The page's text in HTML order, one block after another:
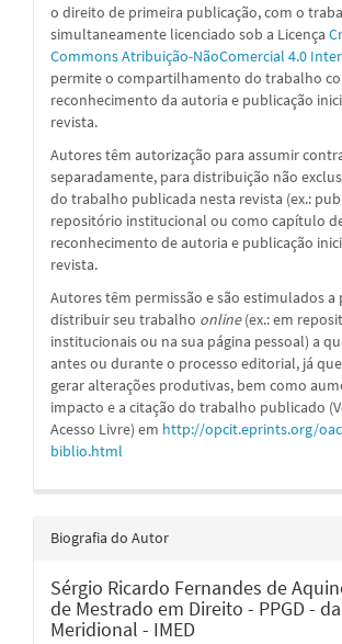
o direito de primeira publicação, com o
simultaneamente licenciado sob a Licença
Commons Atribuição-NãoComercial 4.0
permite o compartilhamento do trabalho
reconhecimento da autoria e publicação
revista.
Autores têm autorização para assumir
separadamente, para distribuição não
do trabalho publicada nesta revista (ex.:
repositório institucional ou como capítulo
reconhecimento de autoria e publicação
revista.
Autores têm permissão e são estimulados a
distribuir seu trabalho online(ex.: em
institucionais ou na sua página pessoal) a
antes ou durante o processo editorial, já
gerar alterações produtivas, bem como
impacto e a citação do trabalho publicado
Acesso Livre) em http://opcit.eprints.org/
biblio.html
Biografia do Autor
Sérgio Ricardo Fernandes de
de Mestrado em Direito - PPGD -
Meridional - IMED